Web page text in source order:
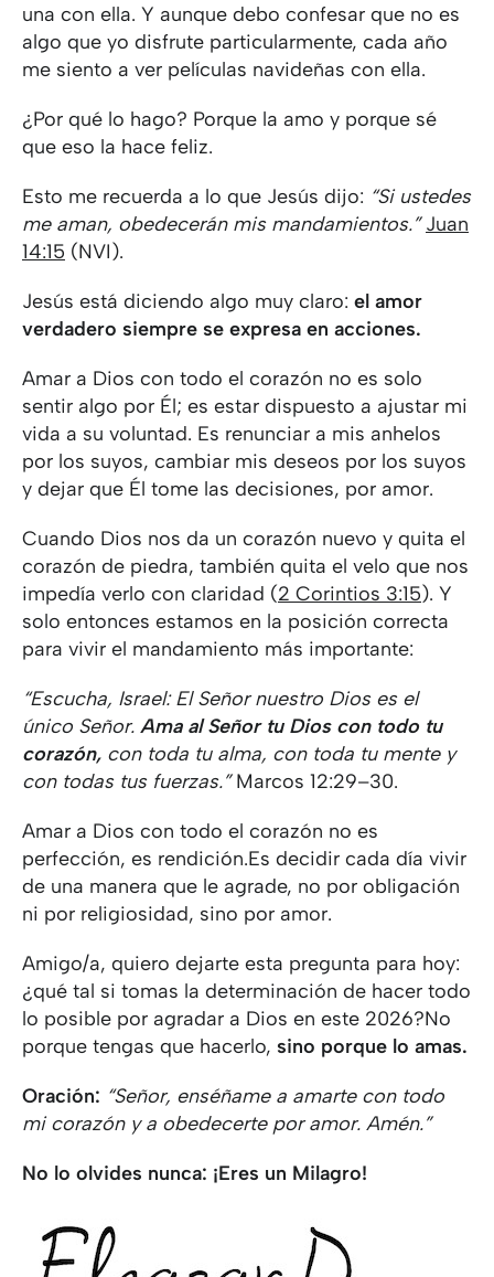
una con ella. Y aunque debo confesar que no es
algo que yo disfrute particularmente, cada año
me siento a ver películas navideñas con ella.
¿Por qué lo hago? Porque la amo y porque sé
que eso la hace feliz.
Esto me recuerda a lo que Jesús dijo: “Si ustedes
me aman, obedecerán mis mandamientos.” Juan
14:15 (NVI).
Jesús está diciendo algo muy claro: el amor
verdadero siempre se expresa en acciones.
Amar a Dios con todo el corazón no es solo
sentir algo por Él; es estar dispuesto a ajustar mi
vida a su voluntad. Es renunciar a mis anhelos
por los suyos, cambiar mis deseos por los suyos
y dejar que Él tome las decisiones, por amor.
Cuando Dios nos da un corazón nuevo y quita el
corazón de piedra, también quita el velo que nos
impedía verlo con claridad (2 Corintios 3:15). Y
solo entonces estamos en la posición correcta
para vivir el mandamiento más importante:
“Escucha, Israel: El Señor nuestro Dios es el
único Señor. Ama al Señor tu Dios con todo tu
corazón, con toda tu alma, con toda tu mente y
con todas tus fuerzas.”Marcos 12:29–30.
Amar a Dios con todo el corazón no es
perfección, es rendición.Es decidir cada día vivir
de una manera que le agrade, no por obligación
ni por religiosidad, sino por amor.
Amigo/a, quiero dejarte esta pregunta para hoy:
¿qué tal si tomas la determinación de hacer todo
lo posible por agradar a Dios en este 2026?No
porque tengas que hacerlo, sino porque lo amas.
Oración: “Señor, enséñame a amarte con todo
mi corazón y a obedecerte por amor. Amén.”
No lo olvides nunca: ¡Eres un Milagro!